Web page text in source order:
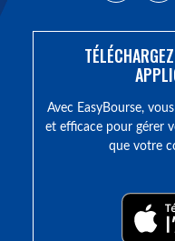
Avec EasyBourse,
et efficace pour gérer
que votre